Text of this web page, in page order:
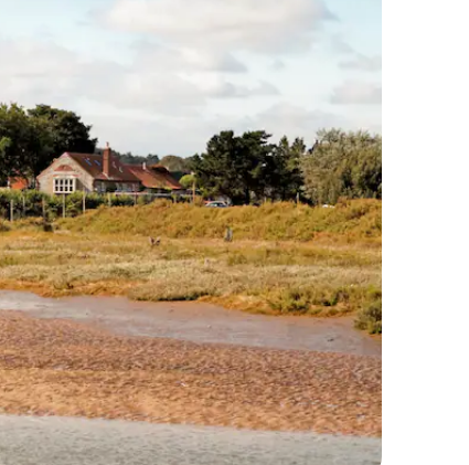
et vers le bas, ou en appuyant dessus et en les faisant glisser.